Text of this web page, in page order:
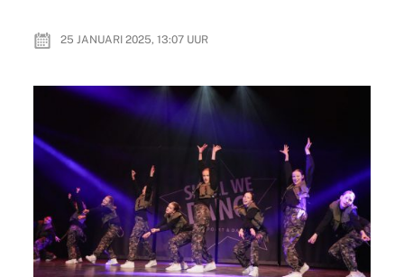
25 JANUARI 2025, 13:07UUR